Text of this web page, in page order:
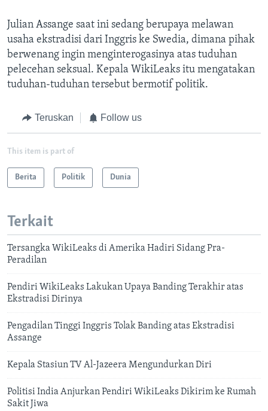
Julian Assange saat ini sedang berupaya melawan
usaha ekstradisi dari Inggris ke Swedia, dimana pihak
berwenang ingin menginterogasinya atas tuduhan
pelecehan seksual. Kepala WikiLeaks itu mengatakan
tuduhan-tuduhan tersebut bermotif politik.
Teruskan Follow us
This item is part of
Berita Politik Dunia
Terkait
Tersangka WikiLeaks di Amerika Hadiri Sidang Pra-
Peradilan
Pendiri WikiLeaks Lakukan Upaya Banding Terakhir atas
Ekstradisi Dirinya
Pengadilan Tinggi Inggris Tolak Banding atas Ekstradisi
Assange
Kepala Stasiun TV Al-Jazeera Mengundurkan Diri
Politisi India Anjurkan Pendiri WikiLeaks Dikirim ke Rumah
Sakit Jiwa